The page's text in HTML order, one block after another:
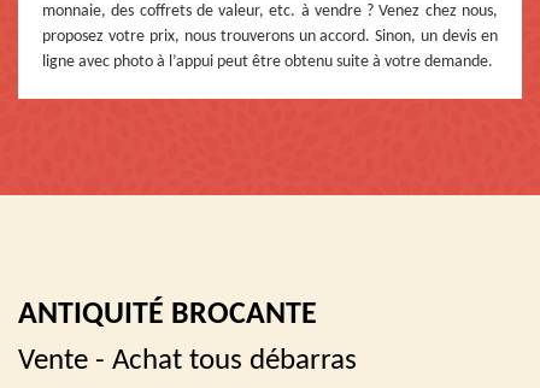
monnaie, des coffrets de valeur, etc. à vendre ? Venez chez nous,
proposez votre prix, nous trouverons un accord. Sinon, un devis en
ligne avec photo à l’appui peut être obtenu suite à votre demande.
ANTIQUITÉ BROCANTE
Vente - Achat tous débarras